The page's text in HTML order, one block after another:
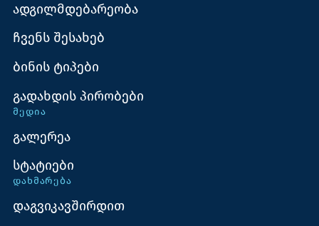
ადგილმდებარეობა
ჩვენს შესახებ
ბინის ტიპები
გადახდის პირობები
ᲛᲔᲓᲘᲐ
გალერეა
სტატიები
ᲓᲐᲮᲛᲐᲠᲔᲑᲐ
დაგვიკავშირდით